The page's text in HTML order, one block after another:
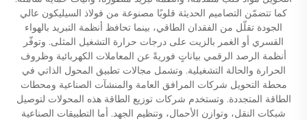
كما تتضمّن التصاميم الحديثة قلوبًا مصنوعة من فولاذ السيليكون عالي
الجودة تقلّل من الفقدان الطاقي، بينما تحافظ أنظمة التبريد بالهواء
القسري أو الغمر بالزيت على درجات حرارة التشغيل المثلى. وتوفّر
أنظمة الرصد الرقمي بياناتٍ فوريةً عن المعاملات الكهربائية وظروف
الحرارة والحالة التشغيلية. وتشمل مجالات تطبيق المحول الذاتي في
محطة التحويل شركات المرافق العامة والمنشآت الصناعية ومحطات
الطاقة المتجددة. وتستخدم شركات توزيع الطاقة هذه المحولات لتوصيل
شبكات النقل، وتوازن الأحمال، وتنظيم الجهد. أما التطبيقات الصناعية